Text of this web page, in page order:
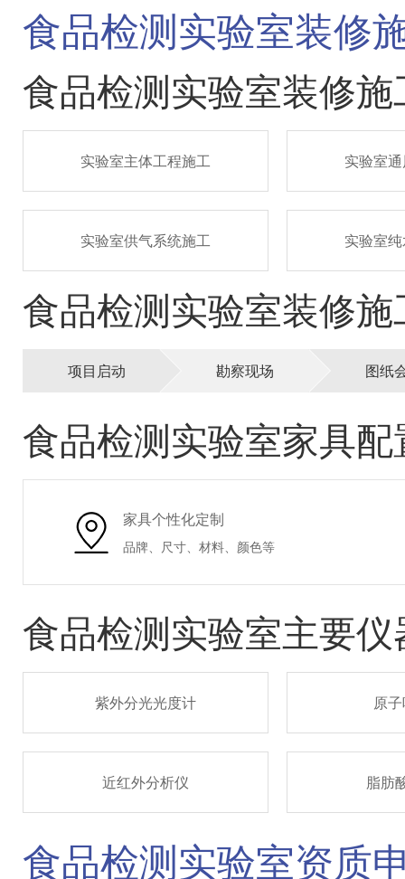
食品检测实验室装修
食品检测实验室装修
实验室主体工程施工 实验室
实验室供气系统施工 实验室
食品检测实验室装修
项目启动 勘察现场 图纸
食品检测实验室家具配
家具个性化定制
品牌、尺寸、材料、颜色等
食品检测实验室主要
紫外分光光度计 原
近红外分析仪 脂肪
食品检测实验室资质